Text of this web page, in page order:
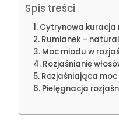
Spis treści
Cytrynowa kuracja
Rumianek –
Moc miodu w
Rozjaśnianie
Rozjaśniająca moc
Pielęgnacja